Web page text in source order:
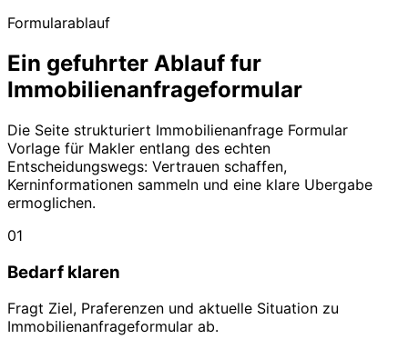
Formularablauf
Ein gefuhrter Ablauf fur
Immobilienanfrageformular
Die Seite strukturiert Immobilienanfrage Formular
Vorlage für Makler entlang des echten
Entscheidungswegs: Vertrauen schaffen,
Kerninformationen sammeln und eine klare Ubergabe
ermoglichen.
01
Bedarf klaren
Fragt Ziel, Praferenzen und aktuelle Situation zu
Immobilienanfrageformular ab.